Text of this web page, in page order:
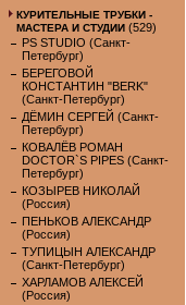
КУРИТЕЛЬНЫЕ ТРУБКИ -
МАСТЕРА И СТУДИИ (529)
PS STUDIO (Санкт-
Петербург)
БЕРЕГОВОЙ
КОНСТАНТИН "BERK"
(Санкт-Петербург)
ДЁМИН СЕРГЕЙ (Санкт-
Петербург)
КОВАЛЁВ РОМАН
DOCTOR`S PIPES (Санкт-
Петербург)
КОЗЫРЕВ НИКОЛАЙ
(Россия)
ПЕНЬКОВ АЛЕКСАНДР
(Россия)
ТУПИЦЫН АЛЕКСАНДР
(Санкт-Петербург)
ХАРЛАМОВ АЛЕКСЕЙ
(Россия)